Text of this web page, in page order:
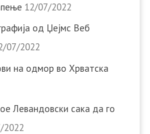
12/07/2022
од Џејмс Веб
07/2022
на одмор во Хрватска
Левандовски сака да го
2022